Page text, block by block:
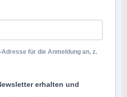
für die Anmeldung an, z.
erhalten und